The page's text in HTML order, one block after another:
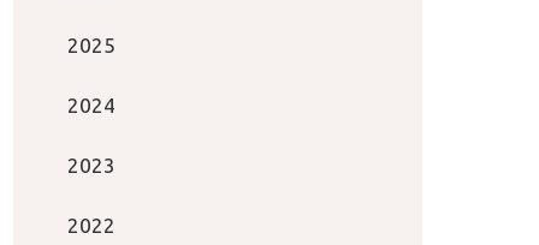
2025
2024
2023
2022